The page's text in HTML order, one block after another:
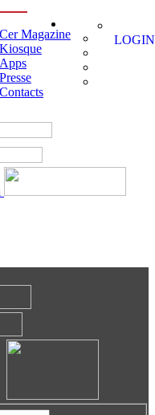
Cer Magazine
Kiosque
Apps
Presse
Contacts
LOGIN